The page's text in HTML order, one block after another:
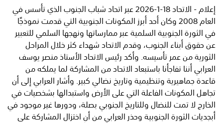
إعلام - الاتحاد 18-1-2026 عبر اتحاد شباب الجنوب الذي تأسس في
العام 2008 وكان أحد أبرز المكونات الجنوبية التي قدمت نموذجًا
في الثورة الجنوبية السلمية عبر ممارساتها ونهجها السلمي للتعبير
عن حقوق أبناء الجنوب، وقدم الاتحاد شهداء كثر خلال المراحل
الثورية من عمر تأسيسه. وأكد رئيس الاتحاد الأستاذ منصر يوسف
العرابي أننا تفاجأنا باستبعاد الاتحاد من المشاركة لما يملكه من
قاعدة جماهيرية وتنظيمية وتاريخ نضالي كبير. وأشار العرابي إلى أن
تجاهل المكونات الفاعلة التي على الأرض واستبدالها بشخصيات في
الخارج لا تمت للنضال وللتاريخ الجنوبي بصلة، ودورها غير موجود في
أبجديات الثورة الجنوبية وحذر العرابي من أن اختزال المشاركة على